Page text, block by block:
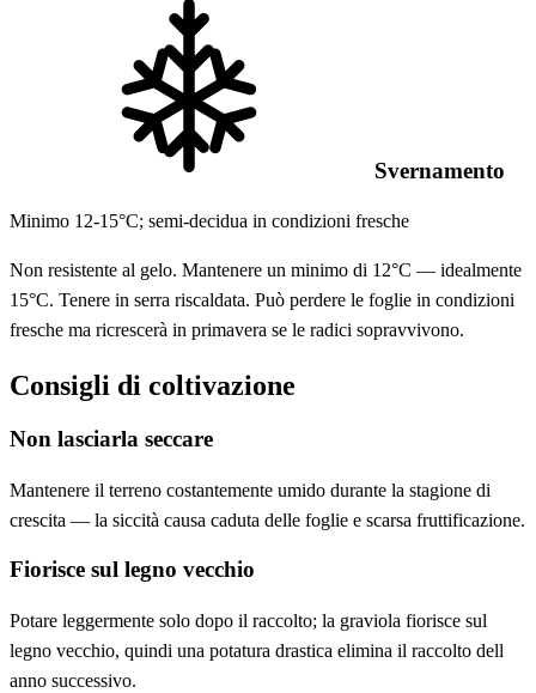
Svernamento
Minimo 12-15°C; semi-decidua in condizioni fresche
Non resistente al gelo. Mantenere un minimo di 12°C — idealmente
15°C. Tenere in serra riscaldata. Può perdere le foglie in condizioni
fresche ma ricrescerà in primavera se le radici sopravvivono.
Consigli di coltivazione
Non lasciarla seccare
Mantenere il terreno costantemente umido durante la stagione di
crescita — la siccità causa caduta delle foglie e scarsa fruttificazione.
Fiorisce sul legno vecchio
Potare leggermente solo dopo il raccolto; la graviola fiorisce sul
legno vecchio, quindi una potatura drastica elimina il raccolto dell
anno successivo.